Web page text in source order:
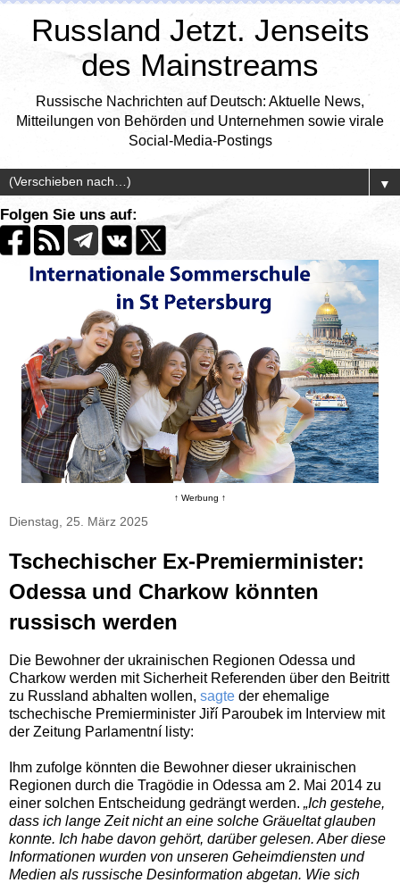
Russland Jetzt. Jenseits
des Mainstreams
Russische Nachrichten auf Deutsch: Aktuelle News,
Mitteilungen von Behörden und Unternehmen sowie virale
Social-Media-Postings
▼
Folgen Sie uns auf:
↑ Werbung ↑
Dienstag, 25. März 2025
Tschechischer Ex-Premierminister:
Odessa und Charkow könnten
russisch werden
Die Bewohner der ukrainischen Regionen Odessa und
Charkow werden mit Sicherheit Referenden über den Beitritt
zu Russland abhalten wollen, sagte der ehemalige
tschechische Premierminister Jiří Paroubek im Interview mit
der Zeitung Parlamentní listy:
Ihm zufolge könnten die Bewohner dieser ukrainischen
Regionen durch die Tragödie in Odessa am 2. Mai 2014 zu
einer solchen Entscheidung gedrängt werden. „Ich gestehe,
dass ich lange Zeit nicht an eine solche Gräueltat glauben
konnte. Ich habe davon gehört, darüber gelesen. Aber diese
Informationen wurden von unseren Geheimdiensten und
Medien als russische Desinformation abgetan. Wie sich